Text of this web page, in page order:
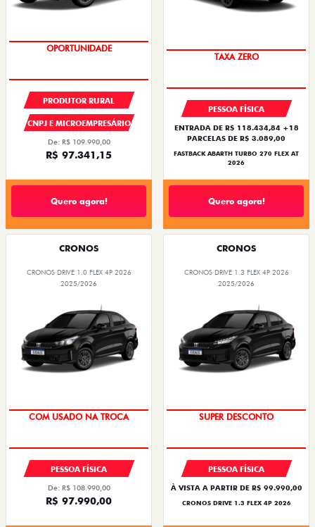
OPORTUNIDADE
PRODUTOR RURAL
CNPJ E MICROEMPRESÁRIO
De: R$ 109.990,00
R$ 97.341,15
Quero agora!
SAIA DE FIAT 0KM
PESSOA FÍSICA
ENTRADA DE R$ 118.434,84 +18
PARCELAS DE R$ 3.089,00
FASTBACK ABARTH TURBO 270 FLEX AT
2026
Quero agora!
CRONOS
CRONOS DRIVE 1.0 FLEX 4P 2026
2025/2026
SUPER DESCONTO
PESSOA FÍSICA
De: R$ 108.990,00
R$ 97.990,00
CRONOS
CRONOS DRIVE 1.3 FLEX 4P 2026
2025/2026
BÔNUS DE ATÉ R$ 14 MIL
PESSOA FÍSICA
À VISTA A PARTIR DE R$ 99.990,00
CRONOS DRIVE 1.3 FLEX 4P 2026